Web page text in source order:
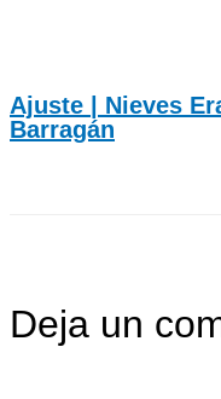
Ajuste | Nieves
Barragán
Deja un